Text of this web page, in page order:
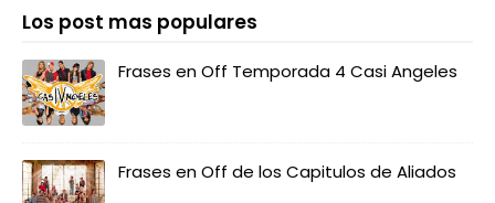
Los post mas populares
Frases en Off Temporada 4 Casi Angeles
Frases en Off de los Capitulos de Aliados